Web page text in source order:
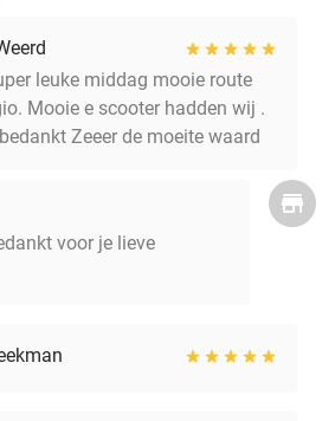
leuke middag mooie route
Mooie e scooter hadden wij .
Zeeer de moeite waard
voor je lieve